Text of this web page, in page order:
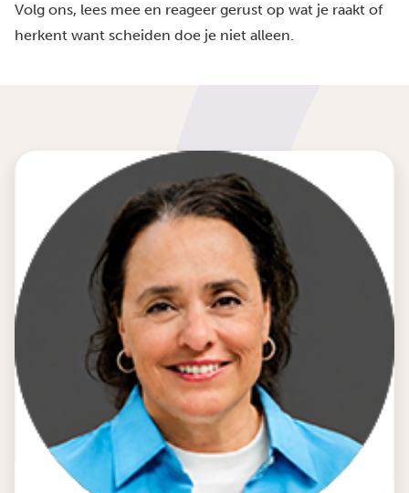
Volg ons, lees mee en reageer gerust op wat je raakt of
herkent want scheiden doe je niet alleen.